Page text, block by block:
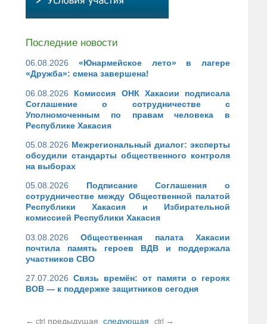
Последние новости
06.08.2026
«Юнармейское лето» в лагере
«Дружба»: смена завершена!
06.08.2026
Комиссия ОНК Хакасии подписала
Соглашение о сотрудничестве с
Уполномоченным по правам человека в
Республике Хакасия
05.08.2026 Межрегиональный диалог: эксперты
обсудили стандарты общественного контроля
на выборах
05.08.2026
Подписание Соглашения о
сотрудничестве между Общественной палатой
Республики Хакасия и Избирательной
комиссией Республики Хакасия
03.08.2026
Общественная палата Хакасии
почтила память героев ВДВ и поддержала
участников СВО
27.07.2026 Связь времён: от памяти о героях
ВОВ — к поддержке защитников сегодня
← ctrl предыдущая следующая ctrl →